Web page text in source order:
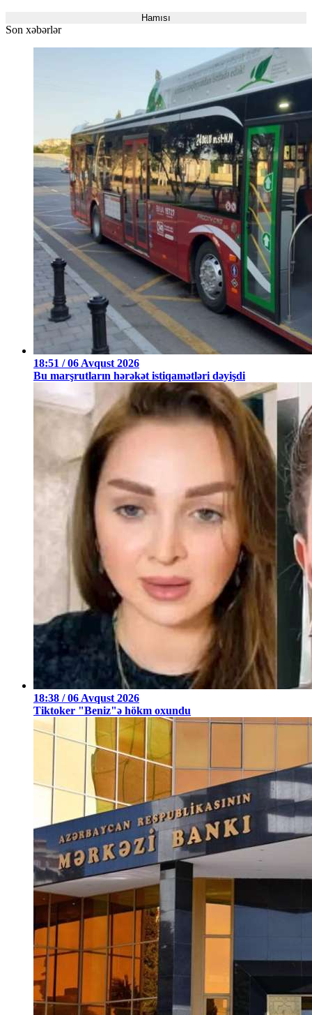
Hamısı
Son xəbərlər
18:51 / 06 Avqust 2026
Bu marşrutların hərəkət istiqamətləri dəyişdi
18:38 / 06 Avqust 2026
Tiktoker "Beniz"ə hökm oxundu